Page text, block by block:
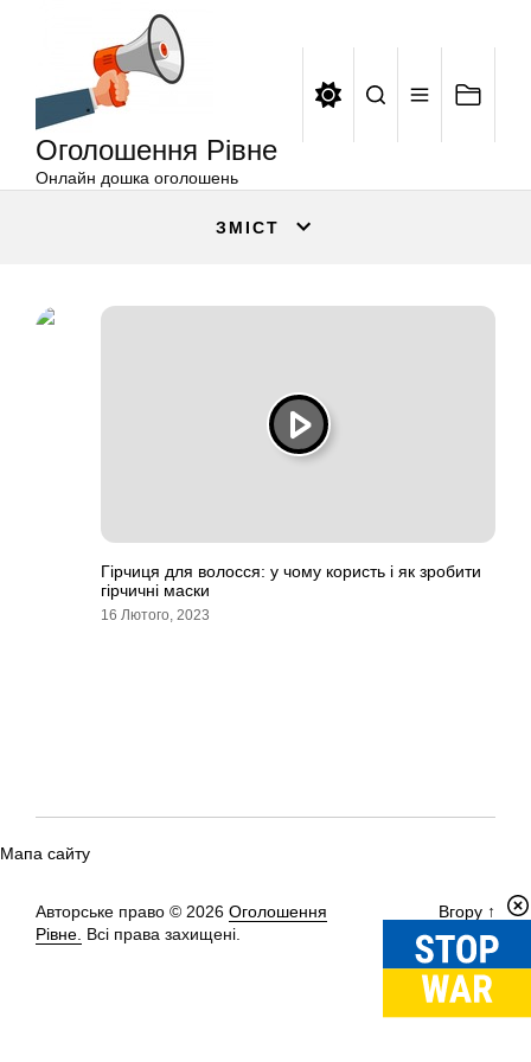
Оголошення Рівне
Онлайн дошка оголошень
ЗМІСТ
Гірчиця для волосся: у чому користь і як зробити
гірчичні маски
16 Лютого, 2023
Мапа сайту
Авторське право © 2026 Оголошення
Рівне. Всі права захищені.
Вгору ↑